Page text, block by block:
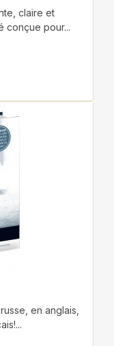
claire et
conçue pour...
en anglais,